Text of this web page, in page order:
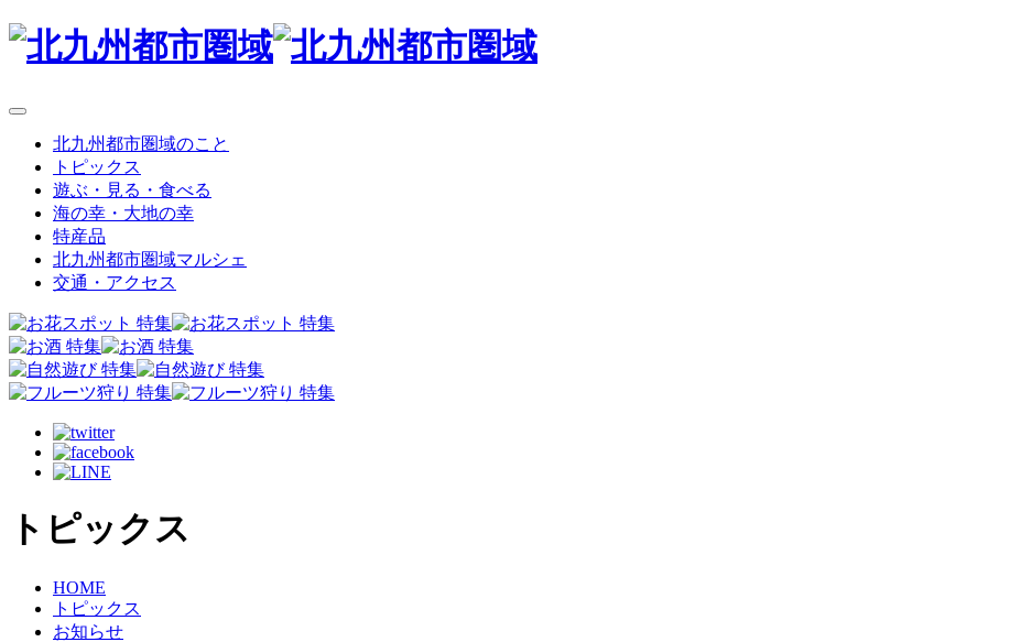
北九州都市圏域のこと
トピックス
遊ぶ・見る・食べる
海の幸・大地の幸
特産品
北九州都市圏域マルシェ
交通・アクセス
トピックス
HOME
トピックス
お知らせ